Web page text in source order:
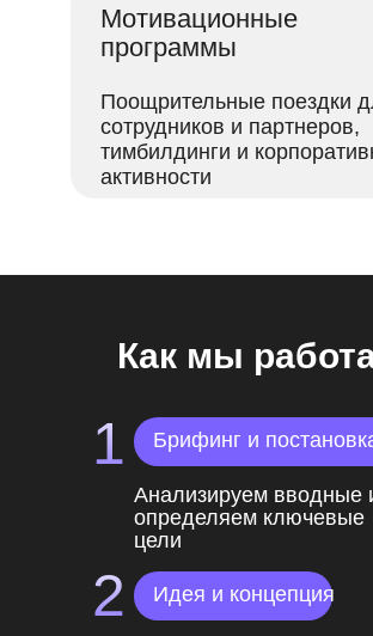
Поощрительные поездки
сотрудников и партнеров,
тимбилдинги и
активности
Мотивационные
программы
Как мы
Идея и концепция
2
1 Брифинг и
Анализируем вводные
определяем ключевые
цели